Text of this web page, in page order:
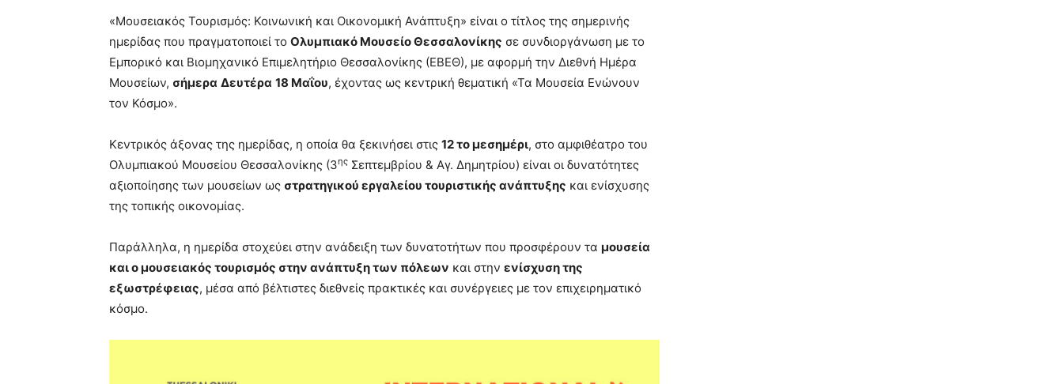
«Μουσειακός Τουρισμός: Κοινωνική και Οικονομική Ανάπτυξη» είναι ο τίτλος της σημερινής
ημερίδας που πραγματοποιεί το Ολυμπιακό Μουσείο Θεσσαλονίκης σε συνδιοργάνωση με το
Εμπορικό και Βιομηχανικό Επιμελητήριο Θεσσαλονίκης (ΕΒΕΘ), με αφορμή την Διεθνή Ημέρα
Μουσείων, σήμερα Δευτέρα 18 Μαΐου, έχοντας ως κεντρική θεματική «Τα Μουσεία Ενώνουν
τον Κόσμο».
Κεντρικός άξονας της ημερίδας, η οποία θα ξεκινήσει στις 12 το μεσημέρι, στο αμφιθέατρο του
Ολυμπιακού Μουσείου Θεσσαλονίκης (3ης Σεπτεμβρίου & Αγ. Δημητρίου) είναι οι δυνατότητες
αξιοποίησης των μουσείων ως στρατηγικού εργαλείου τουριστικής ανάπτυξης και ενίσχυσης
της τοπικής οικονομίας.
Παράλληλα, η ημερίδα στοχεύει στην ανάδειξη των δυνατοτήτων που προσφέρουν τα μουσεία
και ο μουσειακός τουρισμός στην ανάπτυξη των πόλεων και στην ενίσχυση της
εξωστρέφειας, μέσα από βέλτιστες διεθνείς πρακτικές και συνέργειες με τον επιχειρηματικό
κόσμο.